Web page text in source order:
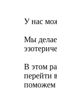
У нас
Мы
В этом
перейти
поможем